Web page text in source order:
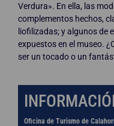
Verdura». En ella, las
complementos hechos,
liofilizadas; y algunos de
expuestos en el museo.
ser un tocado o un
Oficina de Turismo de